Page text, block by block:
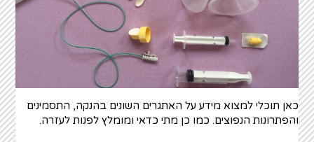
כאן תוכלי למצוא מידע על האתגרים השונים בהנקה, התסמינים
והפתרונות הנפוצים. כמו כן מתי כדאי ומומלץ לפנות לעזרה.